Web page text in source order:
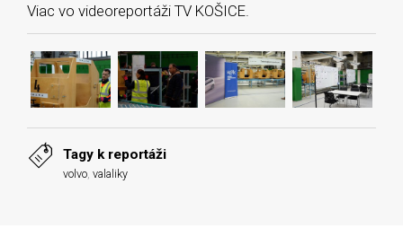
Viac vo videoreportáži TV KOŠICE.
Tagy k reportáži
volvo valaliky